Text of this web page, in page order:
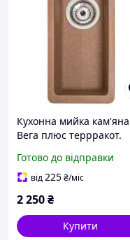
Кухонна мийка кам'яна
Вега плюс террракот.
Гранітна з штучного
каменю раків
Готово до відправки
від225₴/міс
2 250₴
Купити